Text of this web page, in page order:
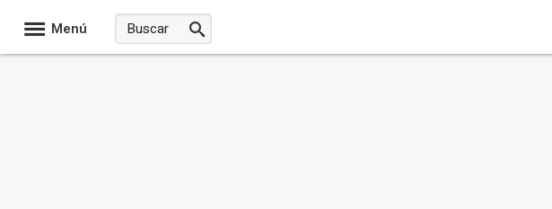
Menú